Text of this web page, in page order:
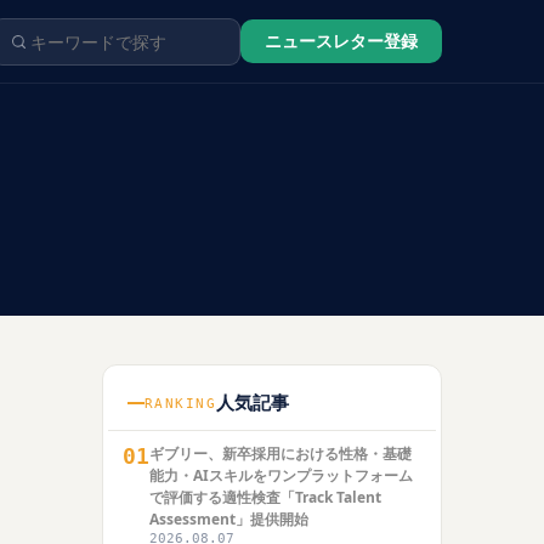
ニュースレター登録
RANKING 人気記事
01ギブリー、新卒採用における性格・基礎
能力・AIスキルをワンプラットフォーム
で評価する適性検査「Track Talent
Assessment」提供開始
2026.08.07